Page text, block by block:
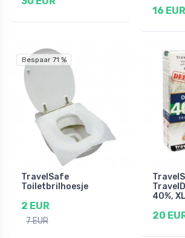
16 EUR
Bespaar 71 %
TravelSafe
Toiletbrilhoesje
2 EUR
7 EUR
40%,
20